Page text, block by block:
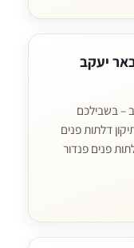
יעקב
– בשבילכם
דלתות פנים
פנים פנדור